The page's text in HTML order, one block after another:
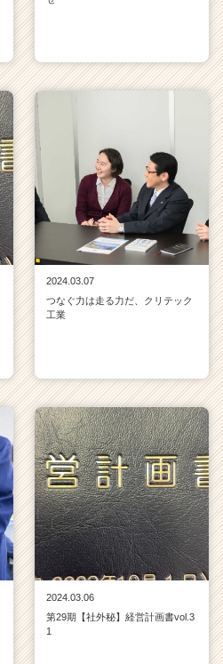
2024.03.07
つなぐ力は走る力だ、クリテック
工業
2024.03.06
第29期【社外秘】経営計画書vol.3
1